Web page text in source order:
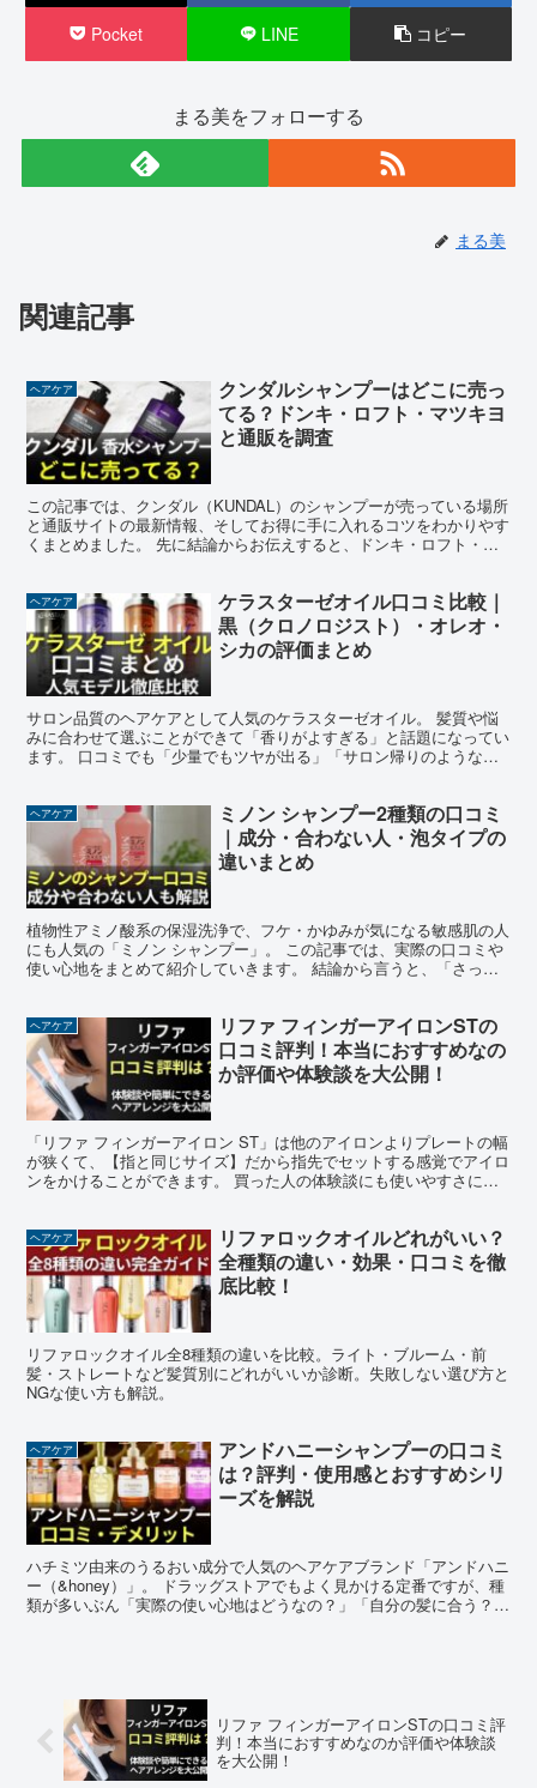
Pocket LINE コピー
まる美をフォローする
まる美
関連記事
ヘアケア
クンダルシャンプーはどこに売っ
てる？ドンキ・ロフト・マツキヨ
と通販を調査
この記事では、クンダル（KUNDAL）のシャンプーが売っている場所
と通販サイトの最新情報、そしてお得に手に入れるコツをわかりやす
くまとめました。 先に結論からお伝えすると、ドンキ・ロフト・マ
ヘアケア
ケラスターゼオイル口コミ比較｜
黒（クロノロジスト）・オレオ・
シカの評価まとめ
サロン品質のヘアケアとして人気のケラスターゼオイル。 髪質や悩
みに合わせて選ぶことができて「香りがよすぎる」と話題になってい
ます。 口コミでも「少量でもツヤが出る」「サロン帰りのような仕
ヘアケア
ミノン シャンプー2種類の口コミ
｜成分・合わない人・泡タイプの
違いまとめ
植物性アミノ酸系の保湿洗浄で、フケ・かゆみが気になる敏感肌の人
にも人気の「ミノン シャンプー」。 この記事では、実際の口コミや
使い心地をまとめて紹介していきます。 結論から言うと、「さっぱ
ヘアケア
リファ フィンガーアイロンSTの
口コミ評判！本当におすすめなの
か評価や体験談を大公開！
「リファ フィンガーアイロン ST」は他のアイロンよりプレートの幅
が狭くて、【指と同じサイズ】だから指先でセットする感覚でアイロ
ンをかけることができます。 買った人の体験談にも使いやすさに大
ヘアケア
リファロックオイルどれがいい？
全種類の違い・効果・口コミを徹
底比較！
リファロックオイル全8種類の違いを比較。ライト・ブルーム・前
髪・ストレートなど髪質別にどれがいいか診断。失敗しない選び方と
NGな使い方も解説。
ヘアケア
アンドハニーシャンプーの口コミ
は？評判・使用感とおすすめシリ
ーズを解説
ハチミツ由来のうるおい成分で人気のヘアケアブランド「アンドハニ
ー（&honey）」。 ドラッグストアでもよく見かける定番ですが、種
類が多いぶん「実際の使い心地はどうなの？」「自分の髪に合う？」
リファ フィンガーアイロンSTの口コミ評
判！本当におすすめなのか評価や体験談
を大公開！